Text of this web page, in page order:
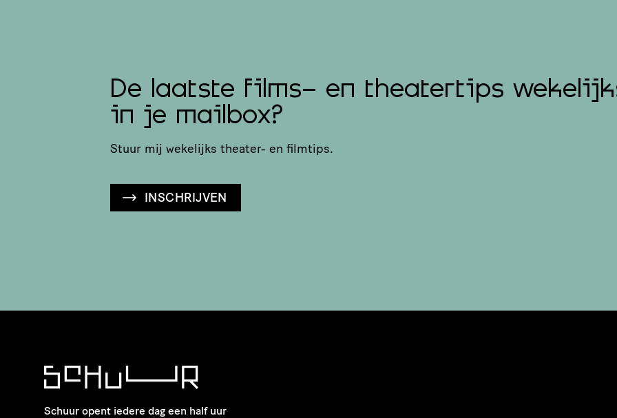
De laatste films- en theatertips
in je mailbox?
Stuur mij wekelijks theater- en filmtips.
INSCHRIJVEN
Schuur opent iedere dag een half uur